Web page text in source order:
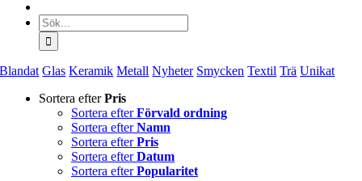
Sök
efter:
Blandat Glas Keramik Metall Nyheter Smycken Textil Trä Unikat
Sortera efterPris
Sortera efterFörvald ordning
Sortera efterNamn
Sortera efterPris
Sortera efterDatum
Sortera efterPopularitet